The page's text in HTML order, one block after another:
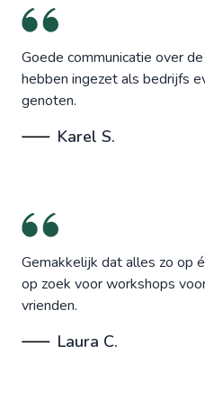
Goede communicatie over
hebben ingezet als bedrijfs
genoten.
Karel S.
Gemakkelijk dat alles zo op
op zoek voor workshops
vrienden.
Laura C.